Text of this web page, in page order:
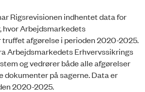
Rigsrevisionen indhentet data for
hvor Arbejdsmarkedets
truffet afgørelse i perioden 2020-2025.
Arbejdsmarkedets Erhvervssikrings
og vedrører både alle afgørelser
dokumenter på sagerne. Data er
2020-2025.